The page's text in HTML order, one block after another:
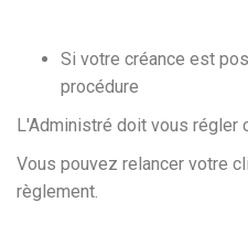
Si votre créance est
procédure
L'Administré doit vous régler
Vous pouvez relancer votre
règlement.